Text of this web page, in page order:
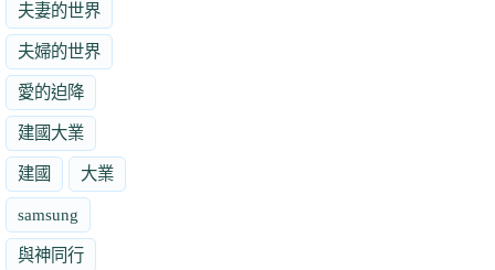
夫妻的世界
夫婦的世界
愛的迫降
建國大業
建國 大業
samsung
與神同行